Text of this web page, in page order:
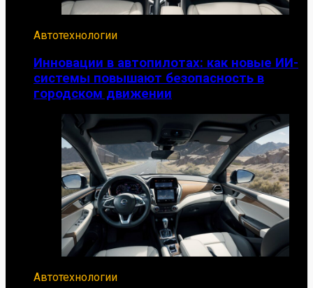
Автотехнологии
Инновации в автопилотах: как новые ИИ-
системы повышают безопасность в
городском движении
Автотехнологии